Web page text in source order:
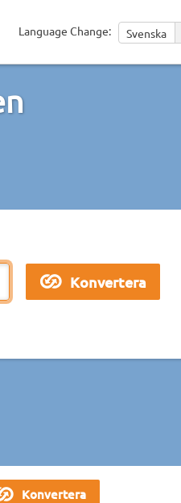
Language Change: Svenska